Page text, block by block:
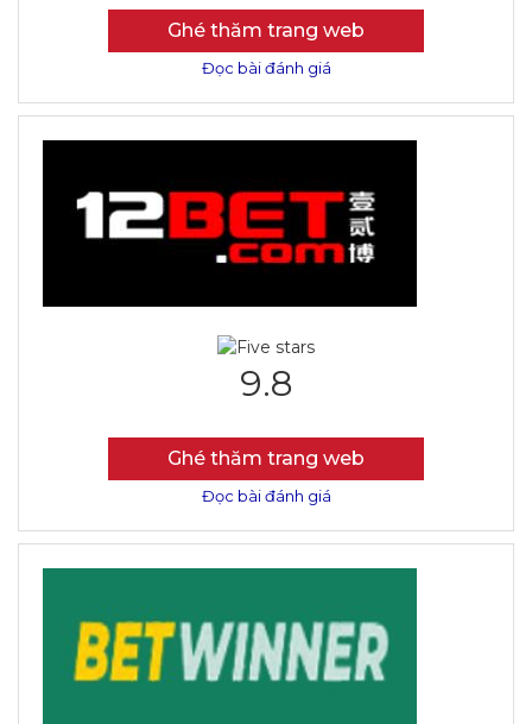
Ghé thăm trang web
Đọc bài đánh giá
9.8
Ghé thăm trang web
Đọc bài đánh giá